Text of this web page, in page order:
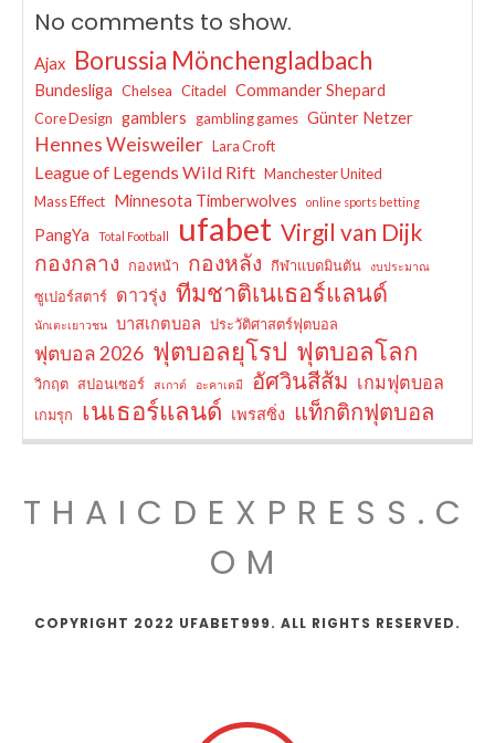
No comments to show.
Ajax Borussia Mönchengladbach
Bundesliga Chelsea Citadel Commander Shepard
Core Design gamblers gambling games Günter Netzer
Hennes Weisweiler Lara Croft
League of Legends Wild Rift Manchester United
Mass Effect Minnesota Timberwolves online sports betting
PangYa Total Football ufabet Virgil van Dijk
กองกลาง กองหน้า กองหลัง กีฬาแบดมินตัน งบประมาณ
ซูเปอร์สตาร์ ดาวรุ่ง ทีมชาติเนเธอร์แลนด์
นักเตะเยาวชน บาสเกตบอล ประวัติศาสตร์ฟุตบอล
ฟุตบอล 2026 ฟุตบอลยุโรป ฟุตบอลโลก
วิกฤต สปอนเซอร์ สเกาต์ อะคาเดมี อัศวินสีส้ม เกมฟุตบอล
เกมรุก เนเธอร์แลนด์ เพรสซิ่ง แท็กติกฟุตบอล
THAICDEXPRESS.C
OM
COPYRIGHT 2022 UFABET999. ALL RIGHTS RESERVED.